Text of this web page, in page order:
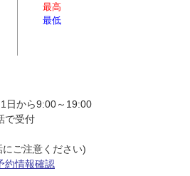
最高
最低
日から9:00～19:00
で受付
ご注意ください)
約情報確認